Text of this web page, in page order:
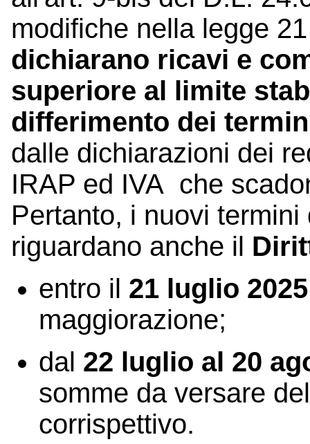
modifiche nella legge
dichiarano ricavi e
superiore al limite
differimento dei
dalle dichiarazioni dei
IRAP ed IVA che
Pertanto, i nuovi
riguardano anche il
entro il 21 luglio 2025
maggiorazione;
dal 22 luglio al 20
somme da versare
corrispettivo.